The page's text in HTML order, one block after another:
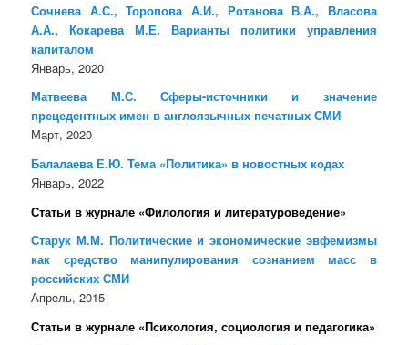
Сочнева А.С., Торопова А.И., Ротанова В.А., Власова
А.А., Кокарева М.Е. Варианты политики управления
капиталом
Январь, 2020
Матвеева М.С. Сферы-источники и значение
прецедентных имен в англоязычных печатных СМИ
Март, 2020
Балалаева Е.Ю. Тема «Политика» в новостных кодах
Январь, 2022
Статьи в журнале «Филология и литературоведение»
Старук М.М. Политические и экономические эвфемизмы
как средство манипулирования сознанием масс в
российских СМИ
Апрель, 2015
Статьи в журнале «Психология, социология и педагогика»